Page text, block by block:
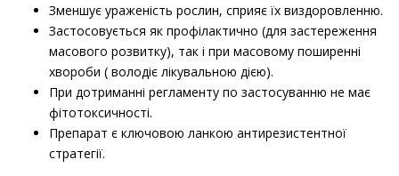
Зменшує ураженість рослин, сприяє їх виздоровленню.
Застосовується як профілактично (для застереження
масового розвитку), так і при масовому поширенні
хвороби ( володіє лікувальною дією).
При дотриманні регламенту по застосуванню не має
фітотоксичності.
Препарат є ключовою ланкою антирезистентної
стратегії.